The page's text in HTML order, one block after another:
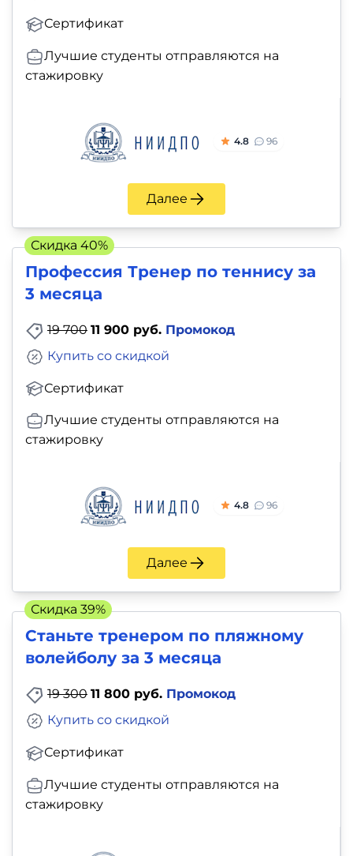
Сертификат
Лучшие студенты отправляются на
стажировку
4.8 96
Далее
Профессия Тренер по теннису за
3 месяца
19 700 11 900 руб. Промокод
Сертификат
Купить со скидкой
Лучшие студенты отправляются на
стажировку
4.8 96
Далее
Скидка 40%
Станьте тренером по пляжному
волейболу за 3 месяца
19 300 11 800 руб. Промокод
Сертификат
Купить со скидкой
Лучшие студенты отправляются на
стажировку
Скидка 39%